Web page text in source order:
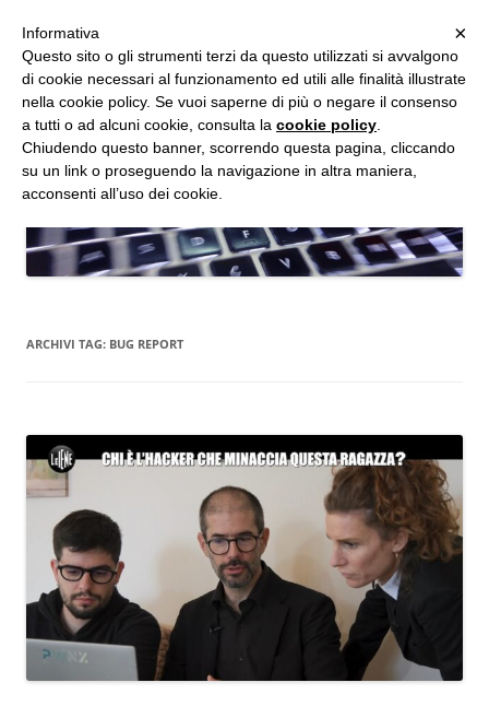
Vai
al
contenuto
Studio d'Informatica Forense
Perizie Informatiche Forensi, CTP e CTU in Processi Civili e Penali
ARCHIVI TAG: BUG REPORT
MENU ×
Informativa
Questo sito o gli strumenti terzi da questo utilizzati si avvalgono
di cookie necessari al funzionamento ed utili alle finalità illustrate
nella cookie policy. Se vuoi saperne di più o negare il consenso
a tutti o ad alcuni cookie, consulta la cookie policy
Chiudendo questo banner, scorrendo questa pagina, cliccando
su un link o proseguendo la navigazione in altra maniera,
acconsenti all’uso dei cookie.